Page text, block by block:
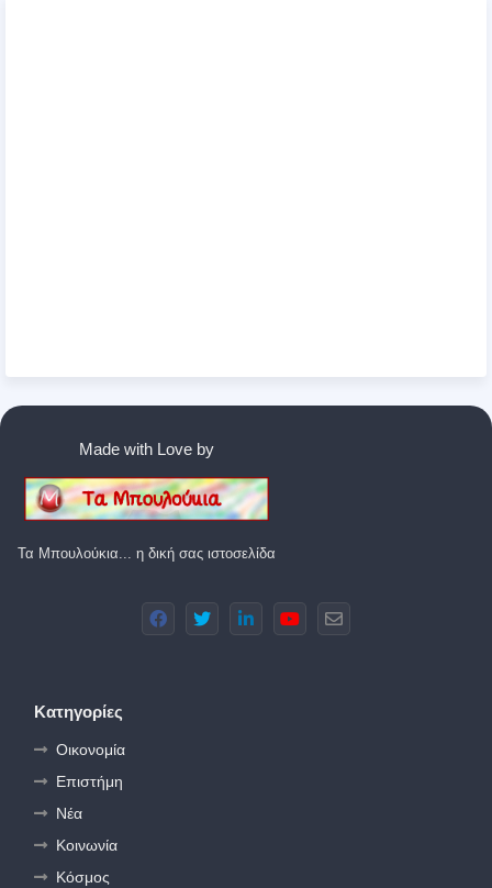
Made with Love by
Τα Μπουλούκια... η δική σας ιστοσελίδα
Κατηγορίες
Οικονομία
Επιστήμη
Νέα
Κοινωνία
Κόσμος